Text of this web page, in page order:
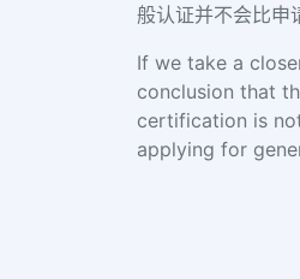
般认证并不会比申
If we take a
conclusion that
certification is
applying for